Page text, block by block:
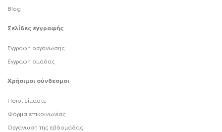
Blog
Σελίδες εγγραφής
Εγγραφή οργάνωσης
Εγγραφή ομάδας
Χρήσιμοι σύνδεσμοι
Ποιοι είμαστε
Φόρμα επικοινωνίας
Οργάνωση της εβδομάδας